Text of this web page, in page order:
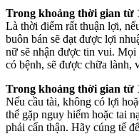
Trong khoảng thời gian từ
Là thời điểm rất thuận lợi,
buôn bán sẽ đạt được lợi
nữ sẽ nhận được tin vui. Mọi
có bệnh, sẽ được chữa lành,
Trong khoảng thời gian từ
Nếu cầu tài, không có lợi
thể gặp nguy hiểm hoặc tai
phải cẩn thận. Hãy cúng tế